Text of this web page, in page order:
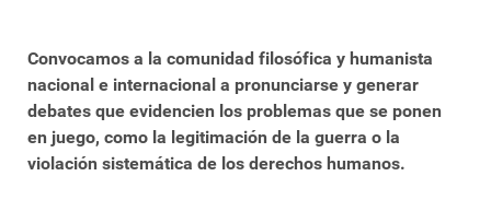
Convocamos a la comunidad filosófica y humanista
nacional e internacional a pronunciarse y generar
debates que evidencien los problemas que se ponen
en juego, como la legitimación de la guerra o la
violación sistemática de los derechos humanos.